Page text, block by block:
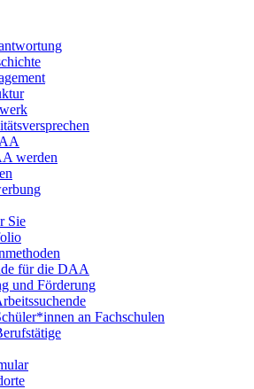
werden
Sie
für die DAA
und Förderung
an Fachschulen